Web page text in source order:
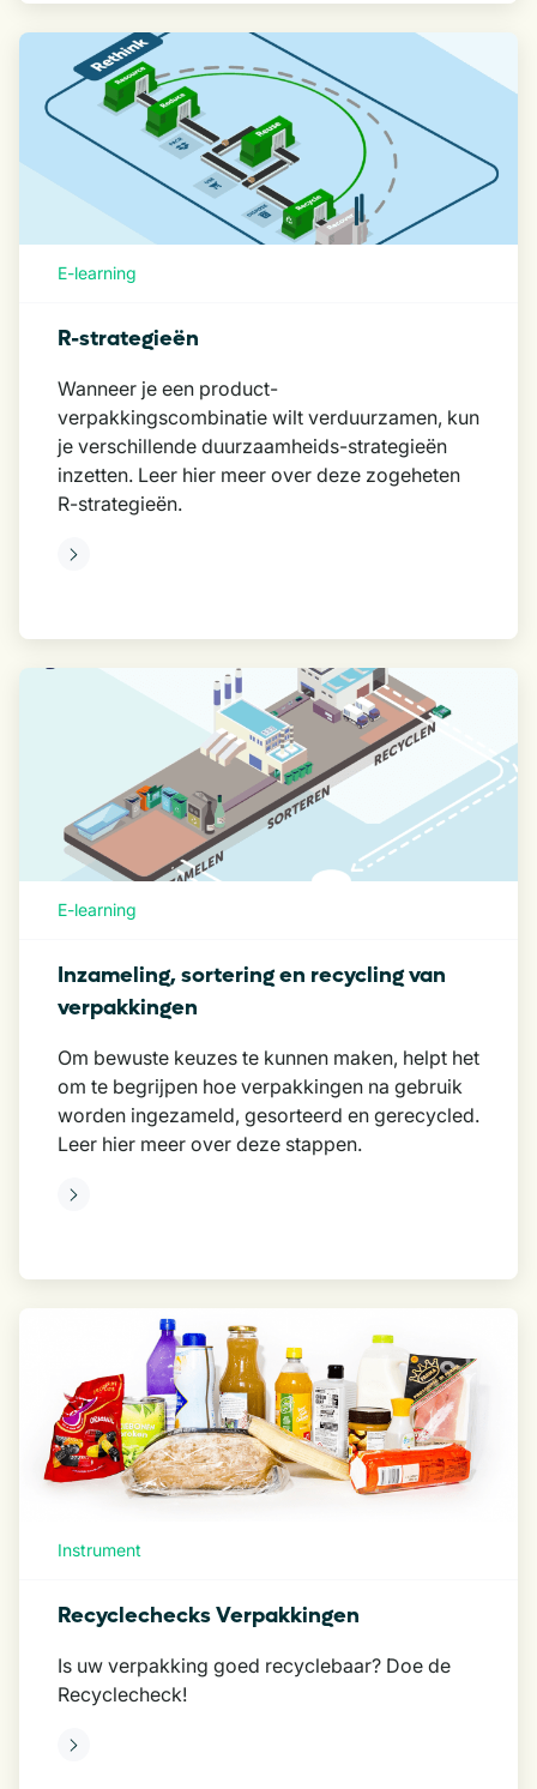
E-learning
R-strategieën
Wanneer je een product-
verpakkingscombinatie wilt verduurzamen, kun
je verschillende duurzaamheids-strategieën
inzetten. Leer hier meer over deze zogeheten
R-strategieën.
E-learning
Inzameling, sortering en recycling van
verpakkingen
Om bewuste keuzes te kunnen maken, helpt het
om te begrijpen hoe verpakkingen na gebruik
worden ingezameld, gesorteerd en gerecycled.
Leer hier meer over deze stappen.
Instrument
Recyclechecks Verpakkingen
Is uw verpakking goed recyclebaar? Doe de
Recyclecheck!